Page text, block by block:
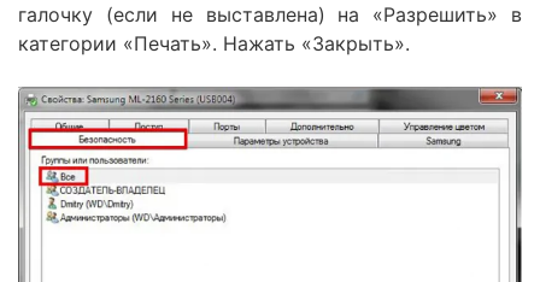
галочку (если не выставлена) на «Разрешить» в
категории «Печать». Нажать «Закрыть».